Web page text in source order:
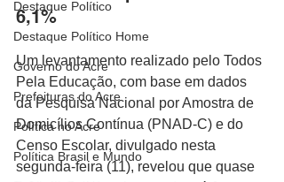
Destaque Político
Destaque Político Home
Governo do Acre
Prefeituras do Acre
Política no Acre
Política Brasil e Mundo
6,1%
Um levantamento realizado pelo Todos
Pela Educação, com base em dados
da Pesquisa Nacional por Amostra de
Domicílios Contínua (PNAD-C) e do
Censo Escolar, divulgado nesta
segunda-feira (11), revelou que quase